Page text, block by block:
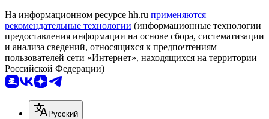
На информационном ресурсе hh.ru применяются
рекомендательные технологии (информационные технологии
предоставления информации на основе сбора, систематизации
и анализа сведений, относящихся к предпочтениям
пользователей сети «Интернет», находящихся на территории
Российской Федерации)
Русский